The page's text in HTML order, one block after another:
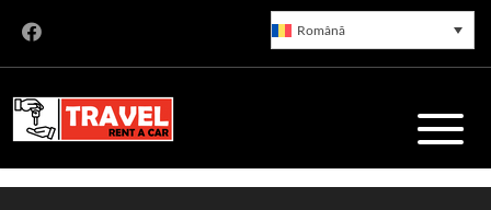
Română